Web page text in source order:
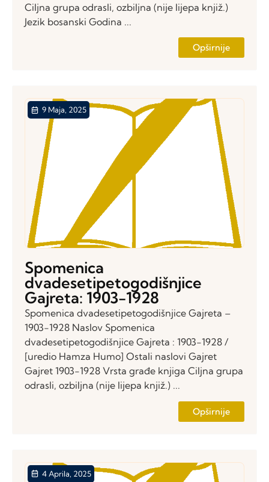
Ciljna grupa odrasli, ozbiljna (nije lijepa knjiž.)
Jezik bosanski Godina ...
Opširnije
9 Maja, 2025
Spomenica
dvadesetipetogodišnjice
Gajreta: 1903-1928
Spomenica dvadesetipetogodišnjice Gajreta –
1903-1928 Naslov Spomenica
dvadesetipetogodišnjice Gajreta : 1903-1928 /
[uredio Hamza Humo] Ostali naslovi Gajret
Gajret 1903-1928 Vrsta građe knjiga Ciljna grupa
odrasli, ozbiljna (nije lijepa knjiž.) ...
Opširnije
4 Aprila, 2025